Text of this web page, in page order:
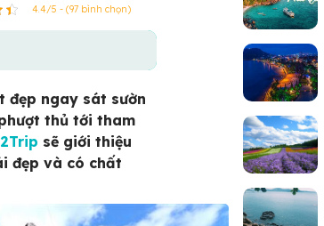
4.4/5 - (97 bình chọn)
đẹp ngay sát sườn
thủ tới tham
2Trip sẽ giới thiệu
đẹp và có chất